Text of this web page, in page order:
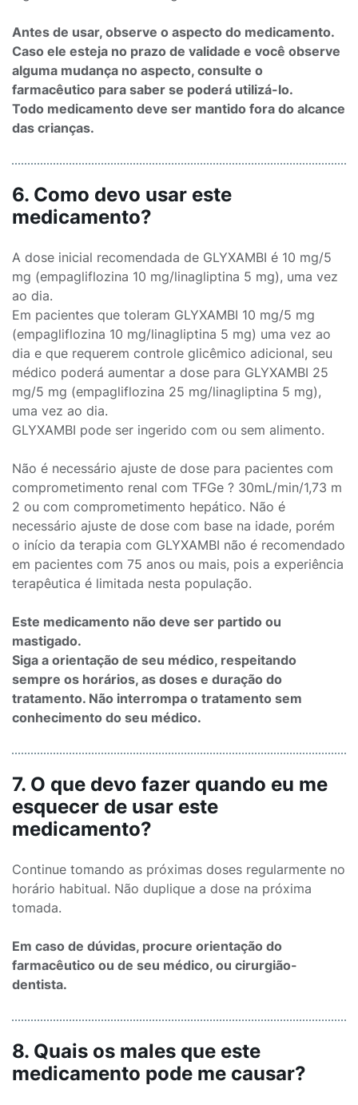
Antes de usar, observe o aspecto do medicamento.
Caso ele esteja no prazo de validade e você observe
alguma mudança no aspecto, consulte o
farmacêutico para saber se poderá utilizá-lo.
Todo medicamento deve ser mantido fora do alcance
das crianças.
6. Como devo usar este
medicamento?
A dose inicial recomendada de GLYXAMBI é 10 mg/5
mg (empagliflozina 10 mg/linagliptina 5 mg), uma vez
ao dia.
Em pacientes que toleram GLYXAMBI 10 mg/5 mg
(empagliflozina 10 mg/linagliptina 5 mg) uma vez ao
dia e que requerem controle glicêmico adicional, seu
médico poderá aumentar a dose para GLYXAMBI 25
mg/5 mg (empagliflozina 25 mg/linagliptina 5 mg),
uma vez ao dia.
GLYXAMBI pode ser ingerido com ou sem alimento.
Não é necessário ajuste de dose para pacientes com
comprometimento renal com TFGe ? 30mL/min/1,73 m
2 ou com comprometimento hepático. Não é
necessário ajuste de dose com base na idade, porém
o início da terapia com GLYXAMBI não é recomendado
em pacientes com 75 anos ou mais, pois a experiência
terapêutica é limitada nesta população.
Este medicamento não deve ser partido ou
mastigado.
Siga a orientação de seu médico, respeitando
sempre os horários, as doses e duração do
tratamento. Não interrompa o tratamento sem
conhecimento do seu médico.
7. O que devo fazer quando eu me
esquecer de usar este
medicamento?
Continue tomando as próximas doses regularmente no
horário habitual. Não duplique a dose na próxima
tomada.
Em caso de dúvidas, procure orientação do
farmacêutico ou de seu médico, ou cirurgião-
dentista.
8. Quais os males que este
medicamento pode me causar?